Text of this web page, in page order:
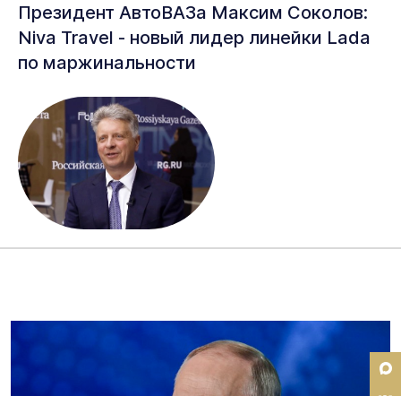
Президент АвтоВАЗа Максим Соколов:
Niva Travel - новый лидер линейки Lada
по маржинальности